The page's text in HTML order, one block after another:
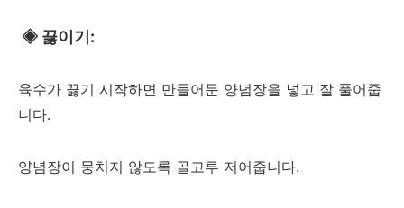
◈ 끓이기:
육수가 끓기 시작하면 만들어둔 양념장을 넣고 잘 풀어줍
니다.
양념장이 뭉치지 않도록 골고루 저어줍니다.